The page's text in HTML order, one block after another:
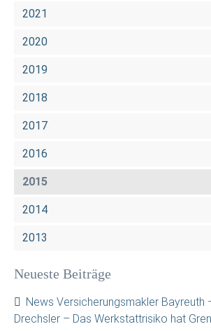
2021
2020
2019
2018
2017
2016
2015
2014
2013
Neueste Beiträge
News Versicherungsmakler Bayreuth
Drechsler – Das Werkstattrisiko hat